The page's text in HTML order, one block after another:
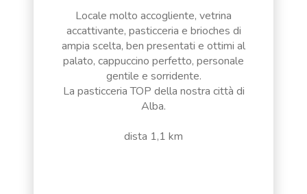
Locale molto accogliente, vetrina
accattivante, pasticceria e brioches di
ampia scelta, ben presentati e ottimi al
palato, cappuccino perfetto, personale
gentile e sorridente.
La pasticceria TOP della nostra città di
Alba.
dista 1,1 km